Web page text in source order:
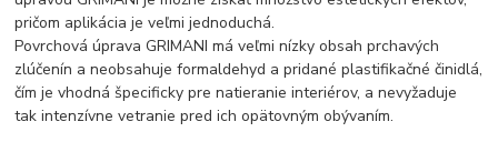
pričom aplikácia je veľmi jednoduchá.
Povrchová úprava GRIMANI má veľmi nízky obsah prchavých
zlúčenín a neobsahuje formaldehyd a pridané plastifikačné činidlá,
čím je vhodná špecificky pre natieranie interiérov, a nevyžaduje
tak intenzívne vetranie pred ich opätovným obývaním.